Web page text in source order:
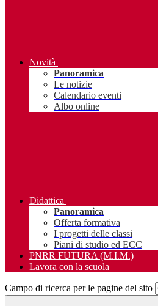
Novità
Panoramica
Le notizie
Calendario eventi
Albo online
Didattica
Panoramica
Offerta formativa
I progetti delle classi
Piani di studio ed ECC
PNRR FUTURA (M.I.M.)
Lavora con la scuola
Campo di ricerca per le pagine del sito